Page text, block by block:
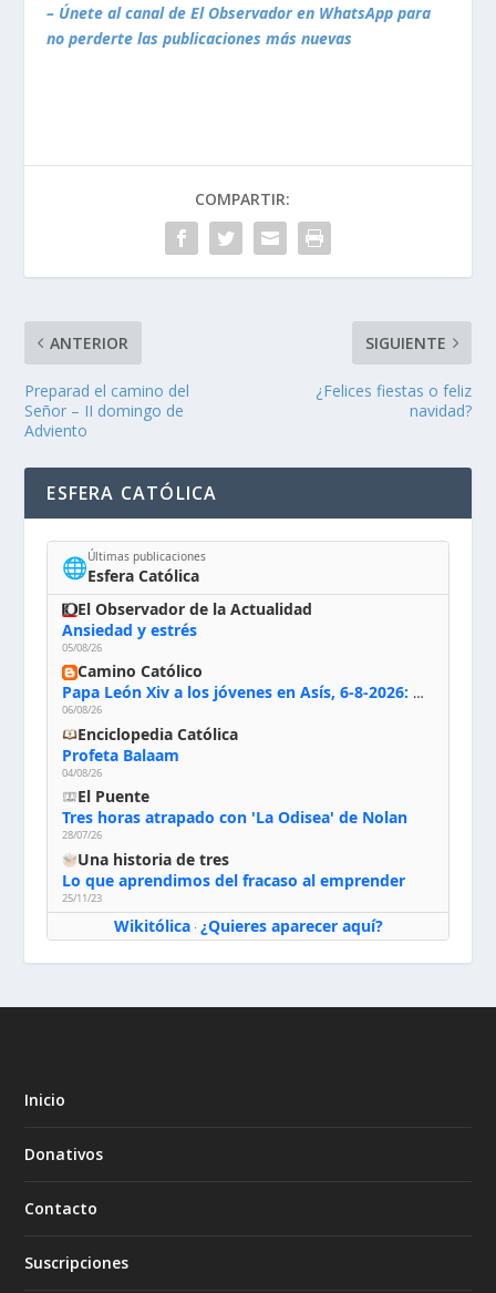
– Únete al canal de El Observador en WhatsApp para
no perderte las publicaciones más nuevas
COMPARTIR:
ANTERIOR
Preparad el camino del
Señor – II domingo de
Adviento
SIGUIENTE
¿Felices fiestas o feliz
navidad?
ESFERA CATÓLICA
🌐Últimas publicaciones
Esfera Católica
El Observador de la Actualidad
Ansiedad y estrés
05/08/26
Camino Católico
Papa León Xiv a los jóvenes en Asís, 6-8-2026: «De san Francisco aprendan la radicalidad evangélica: no los vuelve ciegos ni violentos, sino sensibles, atentos, siempre en el seguimiento de Jesús, humildes y acogiendo a todos»
06/08/26
Enciclopedia Católica
Profeta Balaam
04/08/26
El Puente
Tres horas atrapado con 'La Odisea' de Nolan
28/07/26
Una historia de tres
Lo que aprendimos del fracaso al emprender
25/11/23
Wikitólica· ¿Quieres aparecer aquí?
Inicio
Donativos
Contacto
Suscripciones